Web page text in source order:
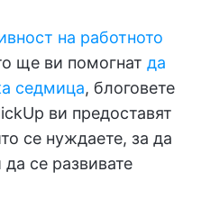
на работното
ще ви помогнат да
седмица, блоговете
ви предоставят
се нуждаете, за да
да се развивате